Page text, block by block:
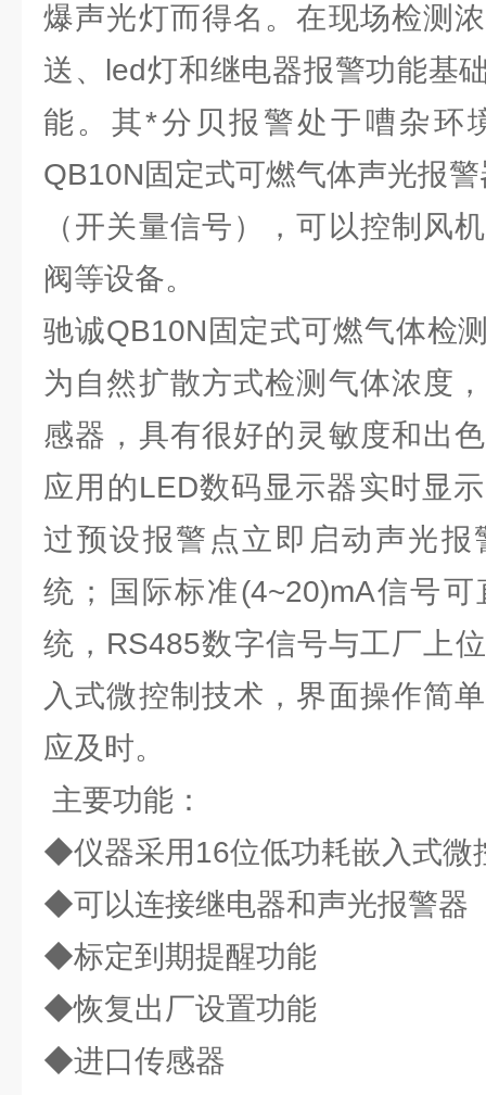
爆声光灯而得名。在现场检测
送、led灯和继电器报警功能基
能。其*分贝报警处于嘈杂环
QB10N固定式可燃气体声光报
（开关量信号），可以控制风
阀等设备。
驰诚QB10N固定式可燃气体检
为自然扩散方式检测气体浓度
感器，具有很好的灵敏度和出
应用的LED数码显示器实时显
过预设报警点立即启动声光报
统；国际标准(4~20)mA信号
统，RS485数字信号与工厂上
入式微控制技术，界面操作简
应及时。
主要功能：
◆仪器采用16位低功耗嵌入式微
◆可以连接继电器和声光报警器
◆标定到期提醒功能
◆恢复出厂设置功能
◆进口传感器